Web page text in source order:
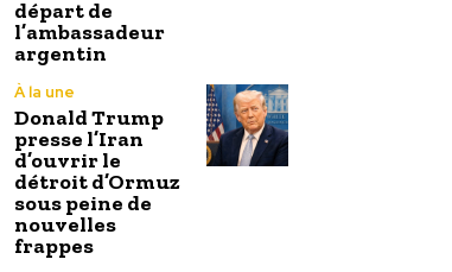
départ de
l’ambassadeur
argentin
À la une
Donald Trump
presse l’Iran
d’ouvrir le
détroit d’Ormuz
sous peine de
nouvelles
frappes